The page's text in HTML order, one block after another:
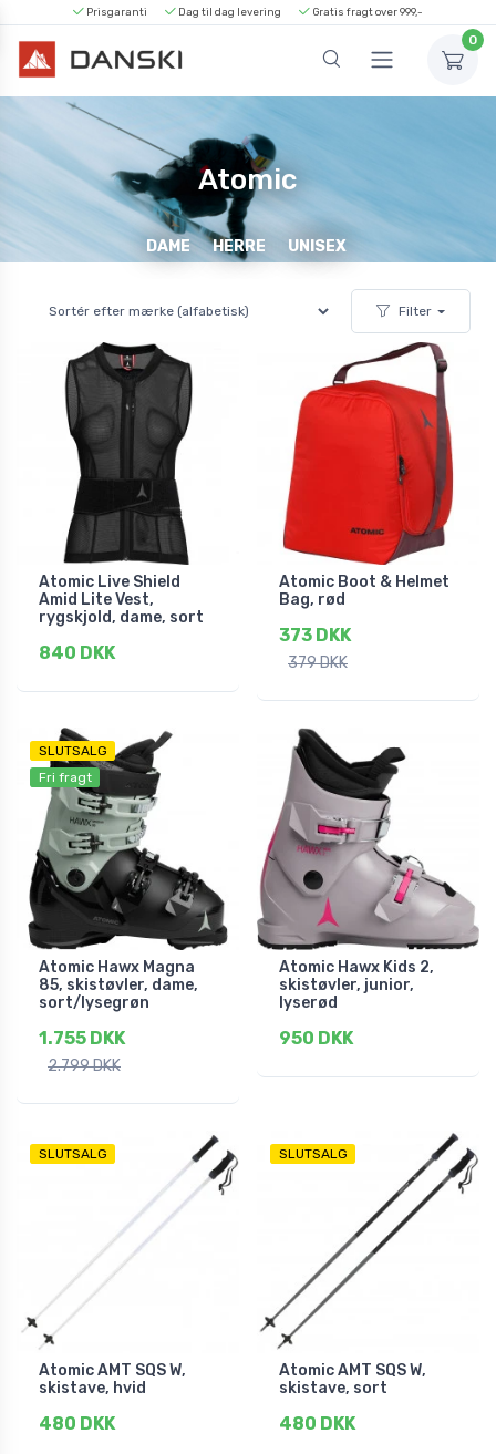
Prisgaranti Dag til dag levering Gratis fragt over 999,-
0
Atomic
DAME HERRE UNISEX
Filter
Atomic Live Shield
Amid Lite Vest,
rygskjold, dame, sort
840 DKK
Atomic Boot & Helmet
Bag, rød
373 DKK
379 DKK
SLUTSALG
Fri fragt
Atomic Hawx Magna
85, skistøvler, dame,
sort/lysegrøn
1.755 DKK
2.799 DKK
Atomic Hawx Kids 2,
skistøvler, junior,
lyserød
950 DKK
SLUTSALG
Atomic AMT SQS W,
skistave, hvid
480 DKK
SLUTSALG
Atomic AMT SQS W,
skistave, sort
480 DKK